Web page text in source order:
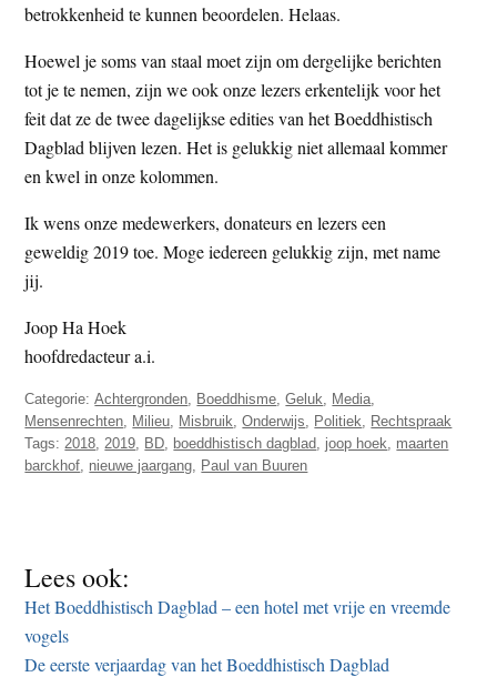
betrokkenheid te kunnen beoordelen. Helaas.
Hoewel je soms van staal moet zijn om dergelijke berichten
tot je te nemen, zijn we ook onze lezers erkentelijk voor het
feit dat ze de twee dagelijkse edities van het Boeddhistisch
Dagblad blijven lezen. Het is gelukkig niet allemaal kommer
en kwel in onze kolommen.
Ik wens onze medewerkers, donateurs en lezers een
geweldig 2019 toe. Moge iedereen gelukkig zijn, met name
jij.
Joop Ha Hoek
hoofdredacteur a.i.
Categorie:Achtergronden Boeddhisme ,Geluk Media
Mensenrechten Milieu Misbruik ,Onderwijs Politiek
Rechtspraak
Tags: 2018 2019 BD boeddhistisch dagblad joop hoek
maarten
barckhof nieuwe jaargang Paul van Buuren
Lees ook:
Het Boeddhistisch Dagblad – een hotel met vrije en vreemde
vogels
De eerste verjaardag van het Boeddhistisch Dagblad